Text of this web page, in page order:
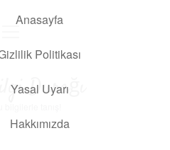
Anasayfa
Politikası
Yasal Uyarı
Hakkımızda
Durağı